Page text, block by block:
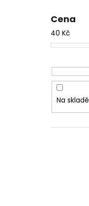
Cena
40 Kč
Na skladě